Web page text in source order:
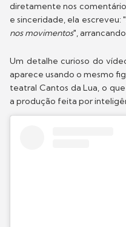
diretamente nos
e sinceridade, ela escreveu: "
nos movimentos",
Um detalhe curioso do
aparece usando o mesmo
teatral Cantos da Lua, o
a produção feita por